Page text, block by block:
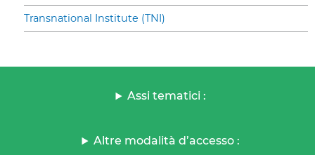
Transnational Institute (TNI)
Assi tematici :
Altre modalità d’accesso :